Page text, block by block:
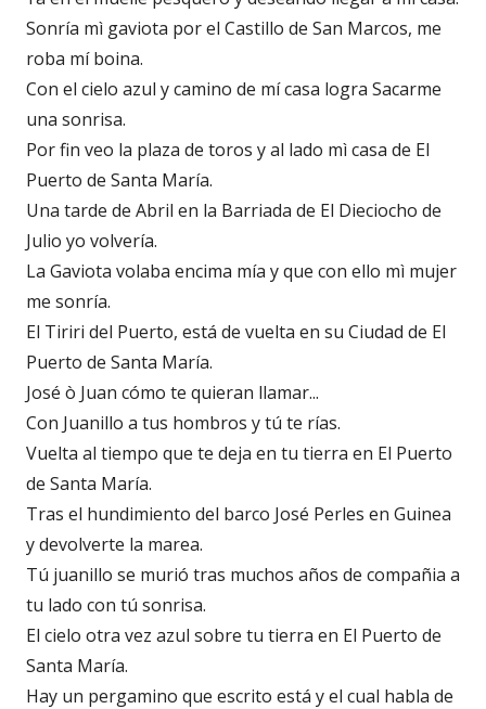
Sonría mì gaviota por el Castillo de San Marcos, me
roba mí boina.
Con el cielo azul y camino de mí casa logra Sacarme
una sonrisa.
Por fin veo la plaza de toros y al lado mì casa de El
Puerto de Santa María.
Una tarde de Abril en la Barriada de El Dieciocho de
Julio yo volvería.
La Gaviota volaba encima mía y que con ello mì mujer
me sonría.
El Tiriri del Puerto, está de vuelta en su Ciudad de El
Puerto de Santa María.
José ò Juan cómo te quieran llamar...
Con Juanillo a tus hombros y tú te rías.
Vuelta al tiempo que te deja en tu tierra en El Puerto
de Santa María.
Tras el hundimiento del barco José Perles en Guinea
y devolverte la marea.
Tú juanillo se murió tras muchos años de compañia a
tu lado con tú sonrisa.
El cielo otra vez azul sobre tu tierra en El Puerto de
Santa María.
Hay un pergamino que escrito está y el cual habla de